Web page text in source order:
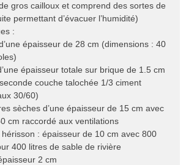
gros cailloux et comprend des sortes de
permettant d’évacuer l’humidité)
:
épaisseur de 28 cm (dimensions : 40
épaisseur totale sur brique de 1.5 cm
couche talochée 1/3 ciment
30/60)
sèches d’une épaisseur de 15 cm avec
cm raccordé aux ventilations
: épaisseur de 10 cm avec 800
400 litres de sable de rivière
2 cm